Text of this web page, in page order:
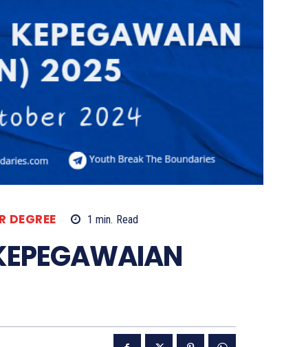
DEGREE 1 min. Read